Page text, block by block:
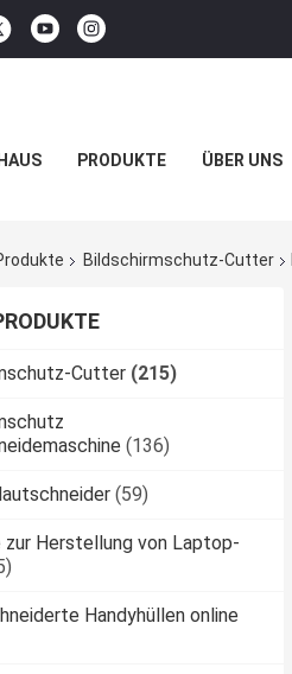
HAUS PRODUKTE ÜBER UNS
Bildschirmschutz-Cutter
Cutter (215)
(136)
(59)
zur Herstellung von Laptop-
Handyhüllen online